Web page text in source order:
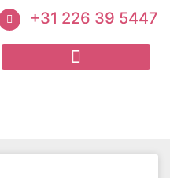
+31 226 39 5447